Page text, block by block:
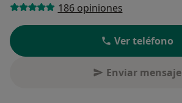
186 opiniones
Ver teléfono
Enviar mensaje